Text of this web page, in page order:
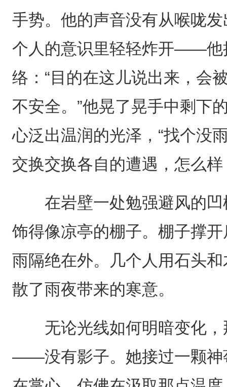
手势。他的声音没有从喉咙
个人的意识里轻轻炸开——他
络：“目的在这儿说出来，会
不安全。”他晃了晃手中剩下
心泛出温润的光泽，“找个没
交换交换各自的遭遇，怎么样
在岩壁一处勉强避风的凹
饰得像凉亭的棚子。棚子撑
雨隔绝在外。几个人用石头
散了雨夜带来的寒意。
无论光线如何明暗变化，
——没有影子。她接过一颗神